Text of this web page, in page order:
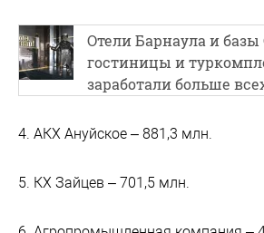
Отели Барнаула и базы
гостиницы и
заработали больше
4. АКХ Ануйское – 881,3 млн.
5. КХ Зайцев – 701,5 млн.